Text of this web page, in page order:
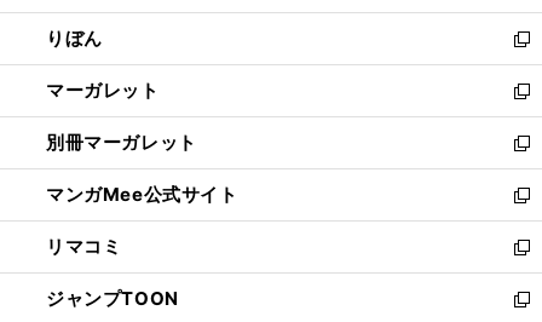
開
く
ウ
で
開
く
ン
ド
ウ
で
開
く
ウ
ィ
ン
ド
ウ
で
開
く
りぼん
新
し
い
ウ
ィ
ン
ド
ウ
で
開
く
マーガレット
新
し
い
ウ
ィ
ン
ド
ウ
で
別冊マーガレット
新
し
い
ウ
ィ
ン
ド
マンガMee公式サイト
新
し
い
ウ
ィ
リマコミ
新
し
い
ジャンプTOON
新